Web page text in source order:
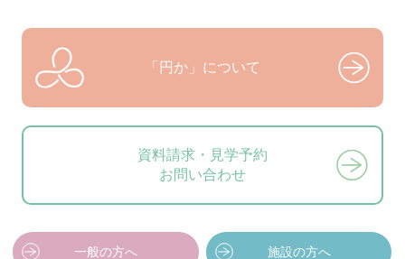
「円か」について
資料請求・見学予約
お問い合わせ
一般の方へ 施設の方へ